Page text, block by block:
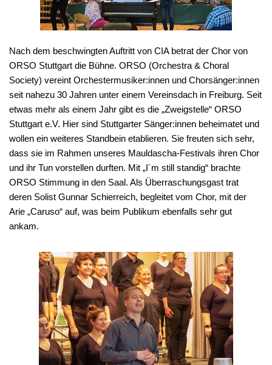
Nach dem beschwingten Auftritt von CIA betrat der Chor von
ORSO Stuttgart die Bühne. ORSO (Orchestra & Choral
Society) vereint Orchestermusiker:innen und Chorsänger:innen
seit nahezu 30 Jahren unter einem Vereinsdach in Freiburg. Seit
etwas mehr als einem Jahr gibt es die „Zweigstelle“ ORSO
Stuttgart e.V. Hier sind Stuttgarter Sänger:innen beheimatet und
wollen ein weiteres Standbein etablieren. Sie freuten sich sehr,
dass sie im Rahmen unseres Mauldascha-Festivals ihren Chor
und ihr Tun vorstellen durften. Mit „I´m still standig“ brachte
ORSO Stimmung in den Saal. Als Überraschungsgast trat
deren Solist Gunnar Schierreich, begleitet vom Chor, mit der
Arie „Caruso“ auf, was beim Publikum ebenfalls sehr gut
ankam.